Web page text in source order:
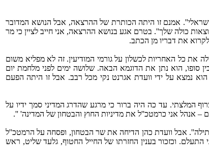
אמנם זו היתה הכותרת של ההרצאה, אבל הנושא המדובר
כולה שלך''. בטרם אגע בנושא ההרצאה, אני חייב לציין כי מר
את דבריו מן הכתב.
את כל האחריות לכשלון על גורמי המודיעין. זה לא מפליא משום
סופו, הוא נתן את הדוגמא הבאה. שלושה ימים לפני מלחמת יום
נמצא על ידי וועדת אגרנט נקי מכל רבב. אבל זו היתה הפעם
המלצתי. עד כה היה ברור כי מרגע שהדרג המדיני סמך ידיו על
– אנהל אני כרמטכ''ל את מדיניות החוץ והבטחון של המדינה' ''.
אבל וועדת כהן הדיחה את שר הבטחון, ופסחה על הרמטכ''ל
התעלם. וכזכור בענין החזרתו של החייל החטוף, גלעד שליט, ראש